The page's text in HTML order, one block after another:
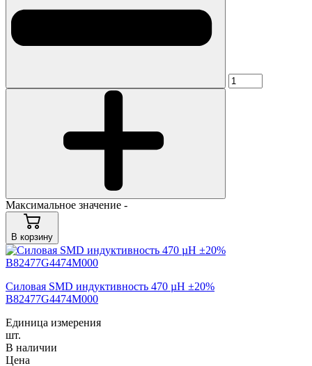
Максимальное значение -
В корзину
Силовая SMD индуктивность 470 µH ±20%
B82477G4474M000
Единица измерения
шт.
В наличии
Цена